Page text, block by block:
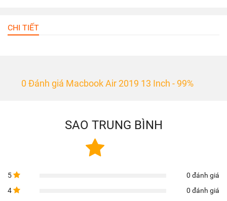
CHI TIẾT
0 Đánh giá Macbook Air 2019 13 Inch - 99%
SAO TRUNG BÌNH
5
0 đánh giá
4
0 đánh giá